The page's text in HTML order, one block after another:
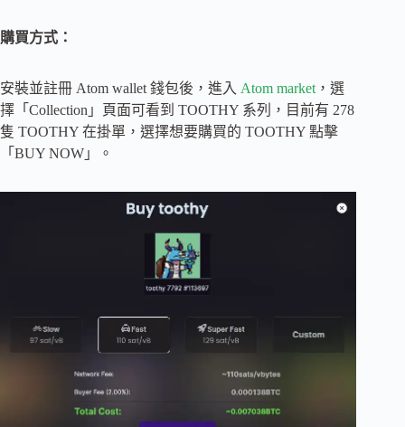
購買方式：
安裝並註冊 Atom wallet 錢包後，進入 Atom market ，選
擇「Collection」頁面可看到 TOOTHY 系列，目前有 278
隻 TOOTHY 在掛單，選擇想要購買的 TOOTHY 點擊
「BUY NOW」。